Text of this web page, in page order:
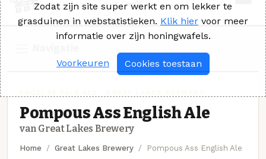
Pompous Ass English Ale
van Great Lakes Brewery
Home Great Lakes Brewery Pompous Ass English Ale
Zodat zijn site super werkt en om lekker te
grasduinen in webstatistieken. Klik hier voor meer
informatie over zijn honingwafels.
Voorkeuren Cookies toestaan